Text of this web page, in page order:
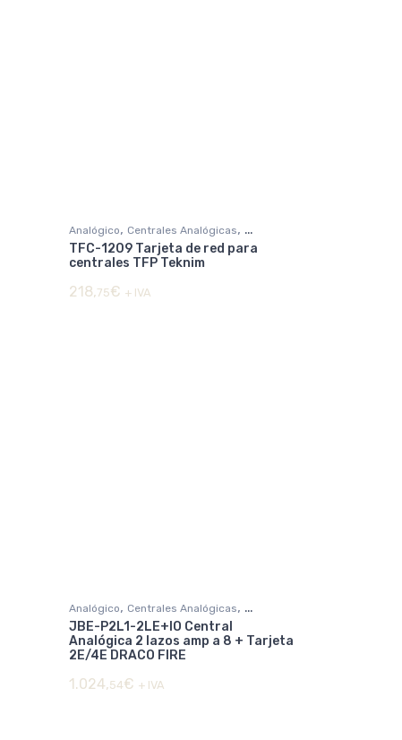
Analógico, Centrales Analógicas,
DETECCIÓN DE INCENDIOS
TFC-1209 Tarjeta de red para
centrales TFP Teknim
218,75€ + IVA
Analógico, Centrales Analógicas,
DETECCIÓN DE INCENDIOS
JBE-P2L1-2LE+IO Central
Analógica 2 lazos amp a 8 + Tarjeta
2E/4E DRACO FIRE
1.024,54€ + IVA